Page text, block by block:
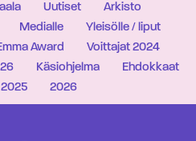
Uutiset
Arkisto
Medialle
Yleisölle / liput
Award
Voittajat 2024
Käsiohjelma
Ehdokkaat
2026